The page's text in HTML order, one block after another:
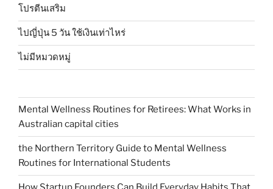
โปรตีนเสริม
ไปญี่ปุ่น 5 วัน ใช้เงินเท่าไหร่
ไม่มีหมวดหมู่
Mental Wellness Routines for Retirees: What Works in
Australian capital cities
the Northern Territory Guide to Mental Wellness
Routines for International Students